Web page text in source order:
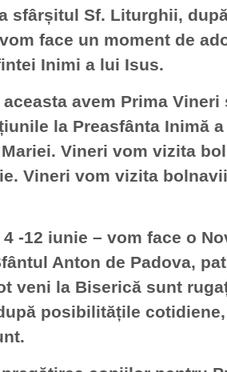
sfârșitul Sf. Liturghii,
face un moment de
Inimi a lui Isus.
aceasta avem Prima
la Preasfânta Inimă
Vineri vom vizita
Vineri vom vizita
-12 iunie – vom face o
Anton de Padova,
veni la Biserică sunt
posibilitățile